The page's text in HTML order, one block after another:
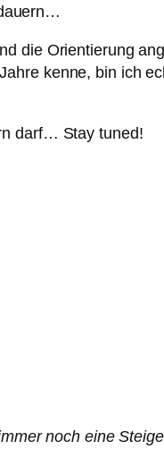
die Orientierung
kenne, bin ich
darf… Stay tuned!
noch eine